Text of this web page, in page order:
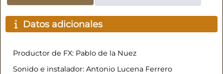
Datos adicionales
Productor de FX: Pablo de la Nuez
Sonido e instalador: Antonio Lucena Ferrero